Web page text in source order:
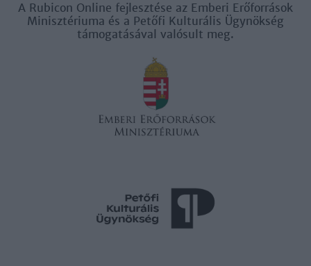
A Rubicon Online fejlesztése az Emberi Erőforrások
Minisztériuma és a Petőfi Kulturális Ügynökség
támogatásával valósult meg.